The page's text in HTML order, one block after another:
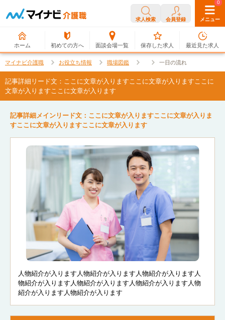
求人検索 会員登録 メニュー
ホーム 初めての方へ 面談会場一覧
0
保存した求人
0
最近見た求人
マイナビ介護職 お役立ち情報 職場図鑑 一日の流れ
記事詳細リード文：ここに文章が入りますここに文章が入りますここに
文章が入りますここに文章が入ります
記事詳細メインリード文：ここに文章が入りますここに文章が入りま
すここに文章が入りますここに文章が入ります
人物紹介が入ります人物紹介が入ります人物紹介が入ります人
物紹介が入ります人物紹介が入ります人物紹介が入ります人物
紹介が入ります人物紹介が入ります